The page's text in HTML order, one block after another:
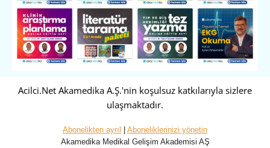
Acilci.Net Akamedika A.Ş.'nin koşulsuz katkılarıyla sizlere
ulaşmaktadır.
Abonelikten ayrıl
Aboneliklerinizi yönetin
Akamedika Medikal Gelişim Akademisi AŞ